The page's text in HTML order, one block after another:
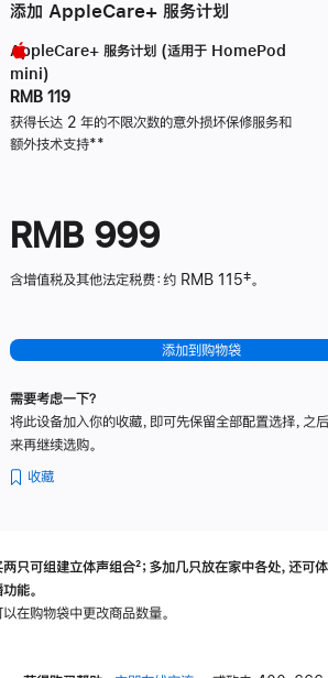
添加 AppleCare+ 服务计划
AppleCare+ 服务计划 (适用于 HomePod
mini)
RMB 119
获得长达 2 年的不限次数的意外损坏保修服务和
额外技术支持脚
**
RMB 999
含增值税及其他法定税费：约 RMB 115‡。
添加到购物袋
需要考虑一下？
将此设备加入你的收藏，即可先保留全部配置选择，之
来再继续选购。
收藏
两只可组建立体声组合脚
²；多加几只放在家中各处，还可
能。
在购物袋中更改商品数量。